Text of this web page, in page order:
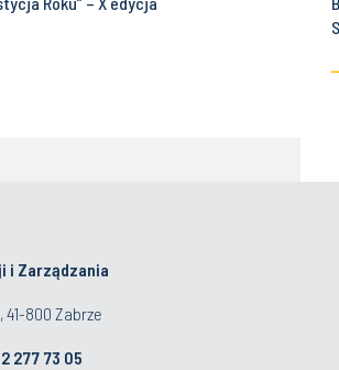
i Zarządzania
41-800 Zabrze
277 73 05